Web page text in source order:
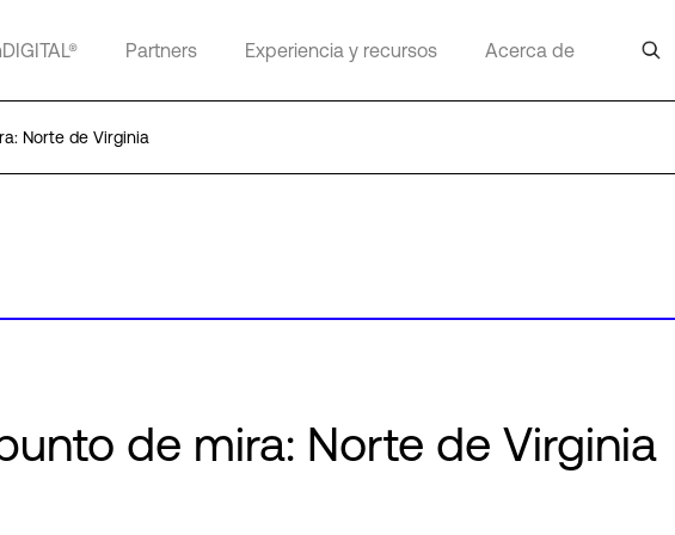
Partners Experiencia y recursos Acerca de
Norte de Virginia
de mira: Norte de Virginia